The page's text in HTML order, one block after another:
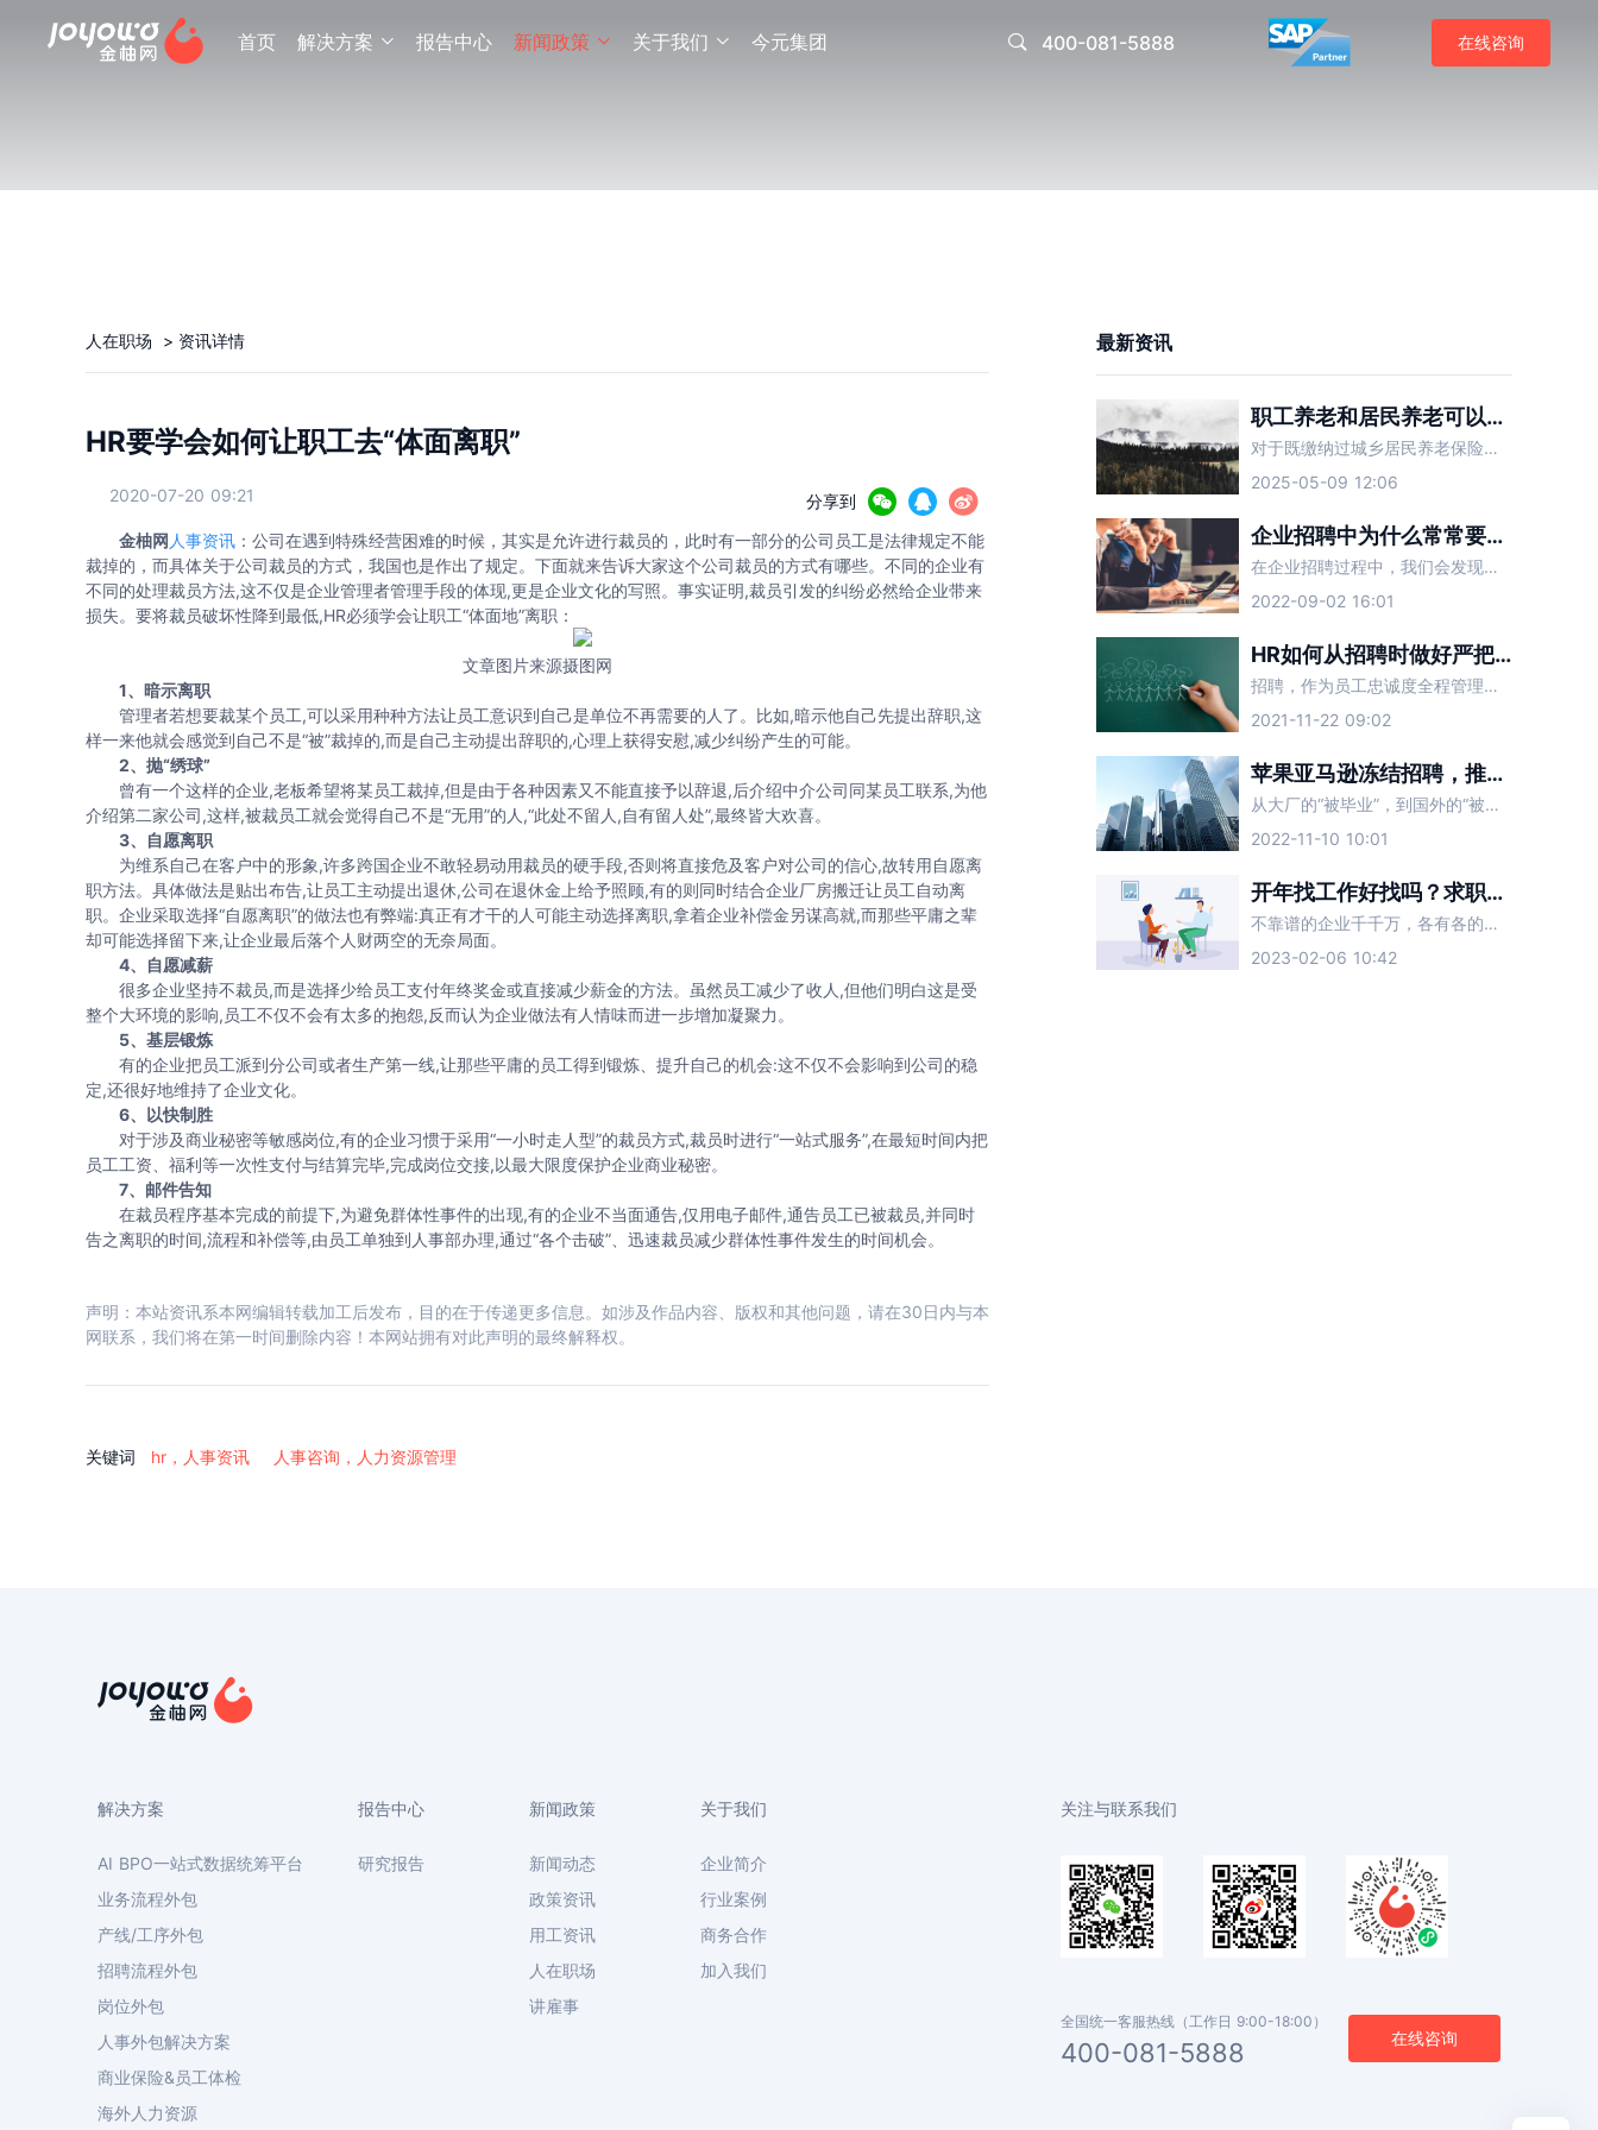
首页 解决方案  报告中心 新闻政策  关于我们  今元集团  400-081-5888 在线咨询
人在职场 > 资讯详情
HR要学会如何让职工去“体面离职”
2020-07-20 09:21 分享到   
金柚网 人事资讯 ：公司在遇到特殊经营困难的时候，其实是允许进行裁员的，此时有一部分的公司员工是法律规定不能
裁掉的，而具体关于公司裁员的方式，我国也是作出了规定。下面就来告诉大家这个公司裁员的方式有哪些。不同的企业有
不同的处理裁员方法,这不仅是企业管理者管理手段的体现,更是企业文化的写照。事实证明,裁员引发的纠纷必然给企业带来
损失。要将裁员破坏性降到最低,HR必须学会让职工“体面地”离职：
文章图片来源摄图网
1、暗示离职
管理者若想要裁某个员工,可以采用种种方法让员工意识到自己是单位不再需要的人了。比如,暗示他自己先提出辞职,这
样一来他就会感觉到自己不是“被”裁掉的,而是自己主动提出辞职的,心理上获得安慰,减少纠纷产生的可能。
2、抛“绣球”
曾有一个这样的企业,老板希望将某员工裁掉,但是由于各种因素又不能直接予以辞退,后介绍中介公司同某员工联系,为他
介绍第二家公司,这样,被裁员工就会觉得自己不是“无用”的人,“此处不留人,自有留人处”,最终皆大欢喜。
3、自愿离职
为维系自己在客户中的形象,许多跨国企业不敢轻易动用裁员的硬手段,否则将直接危及客户对公司的信心,故转用自愿离
职方法。具体做法是贴出布告,让员工主动提出退休,公司在退休金上给予照顾,有的则同时结合企业厂房搬迁让员工自动离
职。企业采取选择“自愿离职”的做法也有弊端:真正有才干的人可能主动选择离职,拿着企业补偿金另谋高就,而那些平庸之辈
却可能选择留下来,让企业最后落个人财两空的无奈局面。
4、自愿减薪
很多企业坚持不裁员,而是选择少给员工支付年终奖金或直接减少薪金的方法。虽然员工减少了收人,但他们明白这是受
整个大环境的影响,员工不仅不会有太多的抱怨,反而认为企业做法有人情味而进一步增加凝聚力。
5、基层锻炼
有的企业把员工派到分公司或者生产第一线,让那些平庸的员工得到锻炼、提升自己的机会:这不仅不会影响到公司的稳
定,还很好地维持了企业文化。
6、以快制胜
对于涉及商业秘密等敏感岗位,有的企业习惯于采用“一小时走人型”的裁员方式,裁员时进行“一站式服务”,在最短时间内把
员工工资、福利等一次性支付与结算完毕,完成岗位交接,以最大限度保护企业商业秘密。
7、邮件告知
在裁员程序基本完成的前提下,为避免群体性事件的出现,有的企业不当面通告,仅用电子邮件,通告员工已被裁员,并同时
告之离职的时间,流程和补偿等,由员工单独到人事部办理,通过“各个击破”、迅速裁员减少群体性事件发生的时间机会。
声明：本站资讯系本网编辑转载加工后发布，目的在于传递更多信息。如涉及作品内容、版权和其他问题，请在30日内与本
网联系，我们将在第一时间删除内容！本网站拥有对此声明的最终解释权。
关键词 hr，人事资讯 人事咨询，人力资源管理
最新资讯
职工养老和居民养老可以合并吗？
对于既缴纳过城乡居民养老保险又缴纳过职工养老保险的人而言，两种养老保险可以合并吗？
2025-05-09 12:06
企业招聘中为什么常常要求具备一定的抗压能力？
在企业招聘过程中，我们会发现不同的企业有不同的就业要求。大多数职位都需要吃苦，需要吃苦“具有一定的抗压能力”。有些招聘单位有这个要求的原因是什么？
2022-09-02 16:01
HR如何从招聘时做好严把员工忠诚度
招聘，作为员工忠诚度全程管理的第一站，是员工进入企业的“过滤器”，其“过滤”效果的好坏直接影响着后续阶段忠诚度管理的难度。因此，在招聘过程中，要以忠诚度为导向。
2021-11-22 09:02
苹果亚马逊冻结招聘，推特人力副总监被裁：招聘HR该怎么办？
从大厂的“被毕业”，到国外的“被裁员”，今年的裁员风波愈演愈烈，寒气已经传递到了每一个职场打工人。在这样的背景下，企业的招聘HR们，同样面临着裁员的境况。当公司业务开始收缩，不需要对外招聘时，招聘HR
2022-11-10 10:01
开年找工作好找吗？求职面试要注意避开这些坑
不靠谱的企业千千万，各有各的不同。2023新年已经结束，现在正处于职场人跳槽高发季，想要找到心仪的工作，要避开一些套路化的企业。面试时遇到这几种公司，一定要提高警惕，赶紧跑路。
2023-02-06 10:42
解决方案
AI BPO一站式数据统筹平台
业务流程外包
产线/工序外包
招聘流程外包
岗位外包
人事外包解决方案
商业保险&员工体检
海外人力资源
报告中心
研究报告
新闻政策
新闻动态
政策资讯
用工资讯
人在职场
讲雇事
关于我们
企业简介
行业案例
商务合作
加入我们
关注与联系我们
全国统一客服热线（工作日 9:00-18:00）
400-081-5888 在线咨询